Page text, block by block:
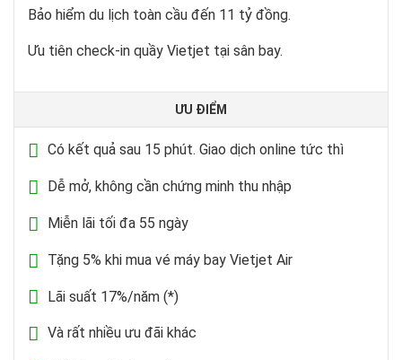
Bảo hiểm du lịch toàn cầu đến 11 tỷ đồng.
Ưu tiên check-in quầy Vietjet tại sân bay.
ƯU ĐIỂM
Có kết quả sau 15 phút. Giao dịch online tức thì
Dễ mở, không cần chứng minh thu nhập
Miễn lãi tối đa 55 ngày
Tặng 5% khi mua vé máy bay Vietjet Air
Lãi suất 17%/năm (*)
Và rất nhiều ưu đãi khác